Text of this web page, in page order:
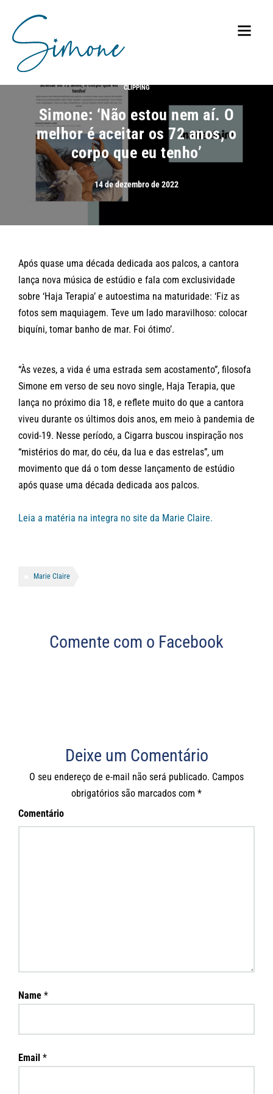
CLIPPING
Simone: ‘Não estou nem aí. O
melhor é aceitar os 72 anos, o
corpo que eu tenho’
14 de dezembro de 2022
Após quase uma década dedicada aos palcos, a cantora
lança nova música de estúdio e fala com exclusividade
sobre ‘Haja Terapia’ e autoestima na maturidade: ‘Fiz as
fotos sem maquiagem. Teve um lado maravilhoso: colocar
biquíni, tomar banho de mar. Foi ótimo’.
“Às vezes, a vida é uma estrada sem acostamento”, filosofa
Simone em verso de seu novo single, Haja Terapia, que
lança no próximo dia 18, e reflete muito do que a cantora
viveu durante os últimos dois anos, em meio à pandemia de
covid-19. Nesse período, a Cigarra buscou inspiração nos
“mistérios do mar, do céu, da lua e das estrelas”, um
movimento que dá o tom desse lançamento de estúdio
após quase uma década dedicada aos palcos.
Leia a matéria na integra no site da Marie Claire.
Marie Claire
Comente com o Facebook
Deixe um Comentário
O seu endereço de e-mail não será publicado. Campos
obrigatórios são marcados com *
Comentário
Name *
Email *